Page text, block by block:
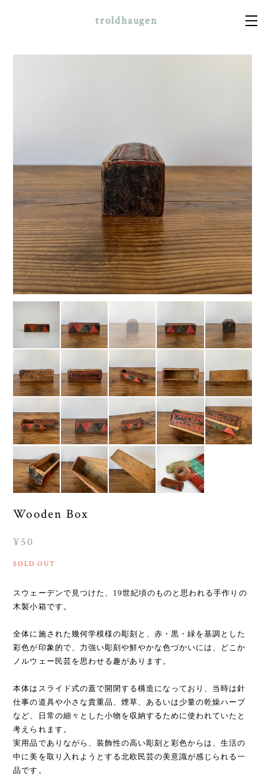
troldhaugen
Wooden Box
¥50
SOLD OUT
スウェーデンで見つけた、19世紀頃のものと思われる手作りの
木製小箱です。
全体に施された幾何学模様の彫刻と、赤・黒・緑を基調とした
彩色が印象的で、力強い彫刻や鮮やかな色づかいには、どこか
ノルウェー民芸を思わせる趣があります。
本体はスライド式の蓋で開閉する構造になっており、当時は針
仕事の道具や小さな貴重品、煙草、あるいは少量の乾燥ハーブ
など、日常の細々とした小物を収納するために使われていたと
考えられます。
実用品でありながら、装飾性の高い彫刻と彩色からは、生活の
中に美を取り入れようとする北欧民芸の美意識が感じられる一
品です。